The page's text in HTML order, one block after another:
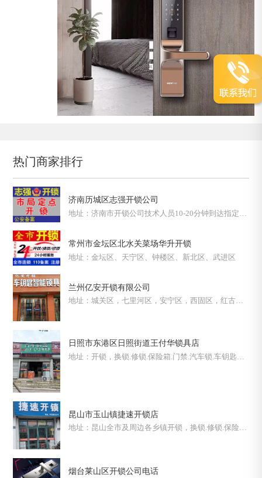
热门商家排行
济南历城区志强开锁公司
地址：济南市开锁公司技术人员10-20分钟到达指定地
常州市金坛区北水关菜场华升开锁
地址：金坛区、天宁区、钟楼区、新北区、武进区
兰州亿安开锁有限公司
地址：城关区，七里河区，安宁区，西固区，红古
日照市东港区日照街道王付华锁具店
地址：开锁，换锁.修锁.保险箱.门禁.汽车锁.车钥匙，
昆山市玉山镇捷速开锁店
地址：昆山全市及周边各乡镇开锁，换锁.修锁.保险箱.
烟台莱山区开锁公司电话